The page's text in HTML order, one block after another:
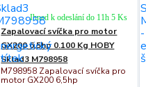
Zapalovací svíčka pro motor
GX200 6,5hp 0.100 Kg HOBY
Sklad3 M798958
M798958 Zapalovací svíčka pro
motor GX200 6,5hp
Ihned k odeslání do 11h 5 Ks